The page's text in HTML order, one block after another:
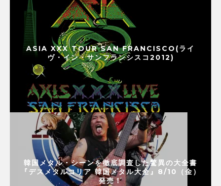
ASIA XXX TOUR SAN FRANCISCO(ライ
ヴ・イン・サンフランシスコ2012)
韓国メタル・シーンを徹底調査した驚異の大全書
『デスメタルコリア 韓国メタル大全』8/10（金）
発売！